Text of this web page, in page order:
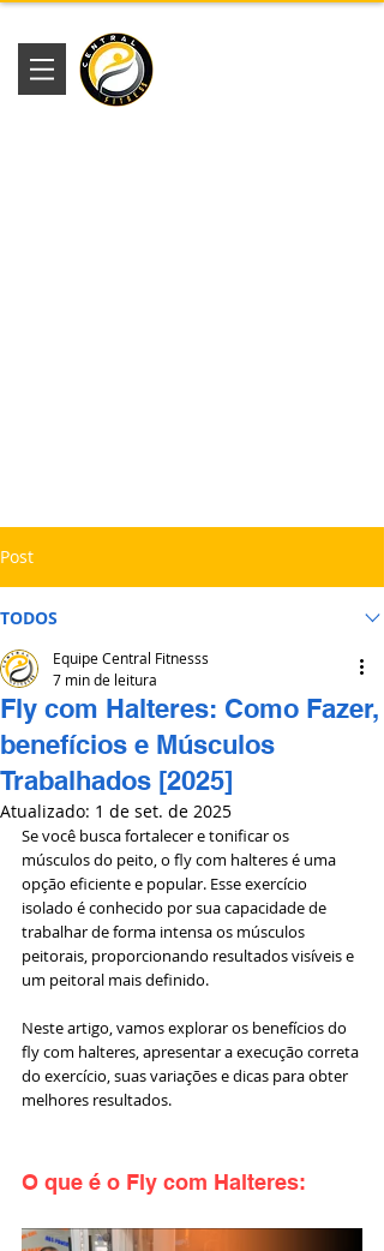
Post
TODOS
Fly com Halteres: Como Fazer,
benefícios e Músculos
Trabalhados [2025]
Equipe Central Fitnesss
7 min de leitura
Atualizado: 1 de set. de 2025
Se você busca fortalecer e tonificar os
músculos do peito, o fly com halteres é uma
opção eficiente e popular. Esse exercício
isolado é conhecido por sua capacidade de
trabalhar de forma intensa os músculos
peitorais, proporcionando resultados visíveis e
um peitoral mais definido.
Neste artigo, vamos explorar os benefícios do
fly com halteres, apresentar a execução correta
do exercício, suas variações e dicas para obter
melhores resultados.
O que é o Fly com Halteres: